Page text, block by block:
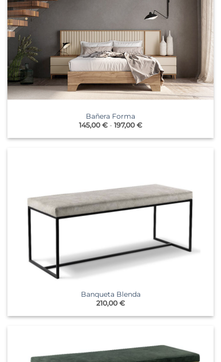
Bañera Forma
145,00€ - 197,00€Rango
precios:
Banqueta Blenda
210,00€